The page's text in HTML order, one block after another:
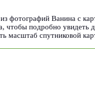
фотографий Ванина с
чтобы подробно
масштаб спутниковой